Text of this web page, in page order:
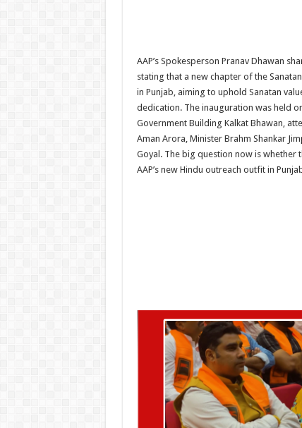
AAP’s Spokesperson Pranav Dhawan
stating that a new chapter of the
in Punjab, aiming to uphold Sanatan
dedication. The inauguration was held
Government Building Kalkat Bhawan,
Aman Arora, Minister Brahm Shankar
Goyal. The big question now is whether
AAP’s new Hindu outreach outfit in